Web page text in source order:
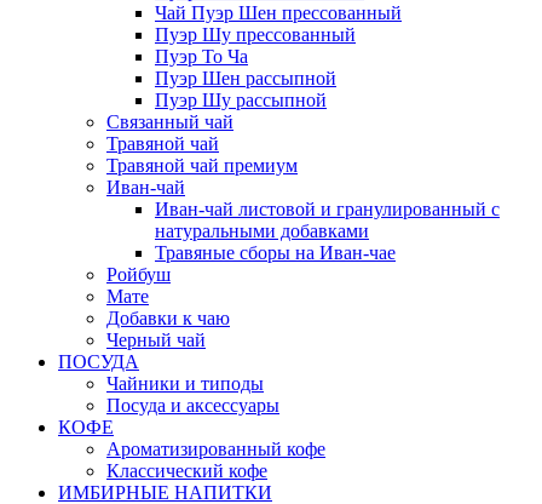
Чай Пуэр Шен прессованный
Пуэр Шу прессованный
Пуэр То Ча
Пуэр Шен рассыпной
Пуэр Шу рассыпной
Связанный чай
Травяной чай
Травяной чай премиум
Иван-чай
Иван-чай листовой и гранулированный с
натуральными добавками
Травяные сборы на Иван-чае
Ройбуш
Мате
Добавки к чаю
Черный чай
ПОСУДА
Чайники и типоды
Посуда и аксессуары
КОФЕ
Ароматизированный кофе
Классический кофе
ИМБИРНЫЕ НАПИТКИ